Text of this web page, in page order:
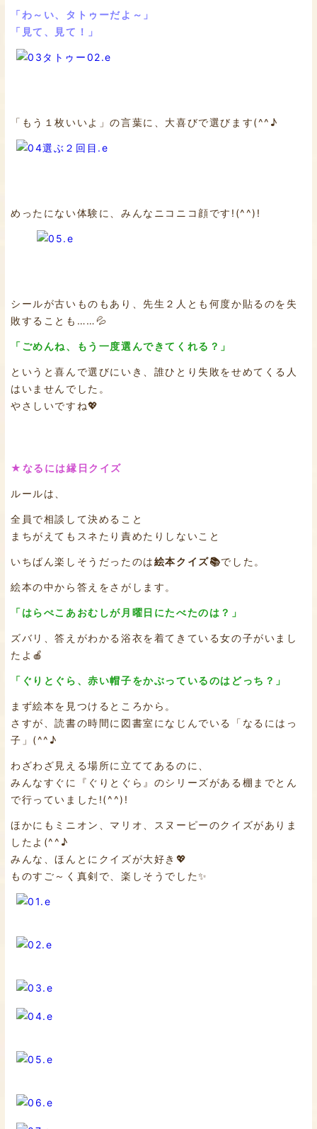
「わ～い、タトゥーだよ～」
「見て、見て！」
「もう１枚いいよ」の言葉に、大喜びで選びます(^^♪
めったにない体験に、みんなニコニコ顔です!(^^)!
シールが古いものもあり、先生２人とも何度か貼るのを失
敗することも……💦
「ごめんね、もう一度選んできてくれる？」
というと喜んで選びにいき、誰ひとり失敗をせめてくる人
はいませんでした。
やさしいですね💖
★なるには縁日クイズ
ルールは、
全員で相談して決めること
まちがえてもスネたり責めたりしないこと
いちばん楽しそうだったのは絵本クイズ📚でした。
絵本の中から答えをさがします。
「はらぺこあおむしが月曜日にたべたのは？」
ズバリ、答えがわかる浴衣を着てきている女の子がいまし
たよ🍎
「ぐりとぐら、赤い帽子をかぶっているのはどっち？」
まず絵本を見つけるところから。
さすが、読書の時間に図書室になじんでいる「なるにはっ
子」(^^♪
わざわざ見える場所に立ててあるのに、
みんなすぐに『ぐりとぐら』のシリーズがある棚までとん
で行っていました!(^^)!
ほかにもミニオン、マリオ、スヌーピーのクイズがありま
したよ(^^♪
みんな、ほんとにクイズが大好き💖
ものすご～く真剣で、楽しそうでした✨